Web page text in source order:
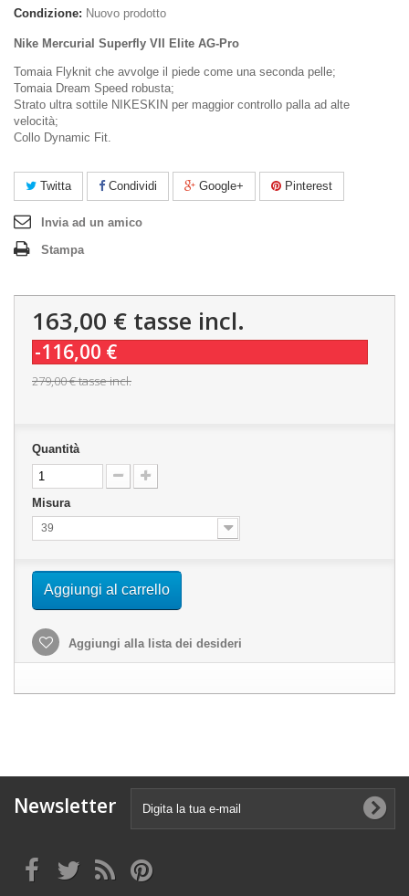
Condizione: Nuovo prodotto
Nike Mercurial Superfly VII Elite AG-Pro
Tomaia Flyknit che avvolge il piede come una seconda pelle;
Tomaia Dream Speed robusta;
Strato ultra sottile NIKESKIN per maggior controllo palla ad alte
velocità;
Collo Dynamic Fit.
Twitta Condividi Google+ Pinterest
Invia ad un amico
Stampa
163,00 € tasse incl.
-116,00 €
279,00 €tasse incl.
Quantità
Misura
39
Aggiungi al carrello
Aggiungi alla lista dei desideri
Newsletter